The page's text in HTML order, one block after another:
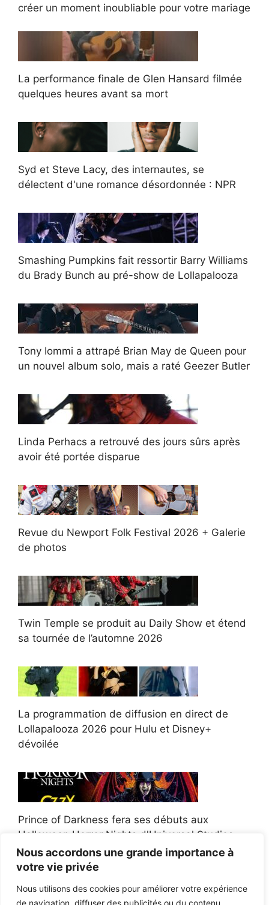
Nous accordons une grande importance à
votre vie privée
Nous utilisons des cookies pour améliorer votre expérience
de navigation, diffuser des publicités ou du contenu
créer un moment inoubliable pour votre mariage
La performance finale de Glen Hansard filmée
quelques heures avant sa mort
Syd et Steve Lacy, des internautes, se
délectent d'une romance désordonnée : NPR
Smashing Pumpkins fait ressortir Barry Williams
du Brady Bunch au pré-show de Lollapalooza
Tony Iommi a attrapé Brian May de Queen pour
un nouvel album solo, mais a raté Geezer Butler
Linda Perhacs a retrouvé des jours sûrs après
avoir été portée disparue
Revue du Newport Folk Festival 2026 + Galerie
de photos
Twin Temple se produit au Daily Show et étend
sa tournée de l’automne 2026
La programmation de diffusion en direct de
Lollapalooza 2026 pour Hulu et Disney+
dévoilée
Prince of Darkness fera ses débuts aux
Halloween Horror Nights d'Universal Studios